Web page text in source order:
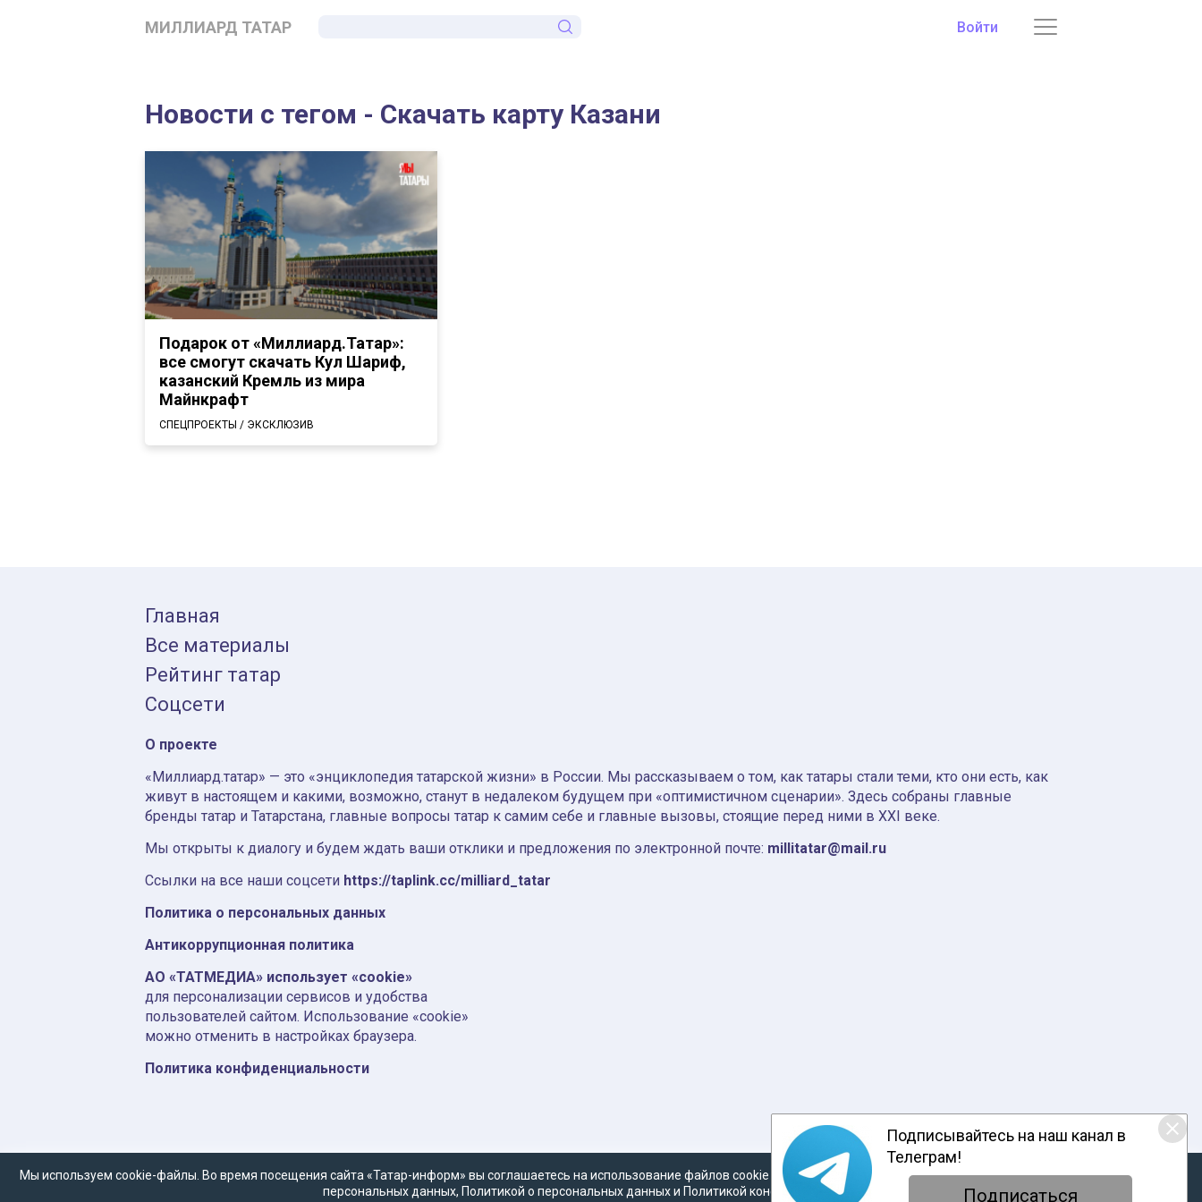
МИЛЛИАРД ТАТАР Войти
Новости с тегом - Скачать карту Казани
Подарок от «Миллиард.Татар»:
все смогут скачать Кул Шариф,
казанский Кремль из мира
Майнкрафт
СПЕЦПРОЕКТЫ / ЭКСКЛЮЗИВ
Главная
Все материалы
Рейтинг татар
Соцсети
О проекте
«Миллиард.татар» — это «энциклопедия татарской жизни» в России. Мы рассказываем о том, как татары стали теми, кто они есть, как
живут в настоящем и какими, возможно, станут в недалеком будущем при «оптимистичном сценарии». Здесь собраны главные
бренды татар и Татарстана, главные вопросы татар к самим себе и главные вызовы, стоящие перед ними в XXI веке.
Мы открыты к диалогу и будем ждать ваши отклики и предложения по электронной почте: millitatar@mail.ru
Ссылки на все наши соцсети https://taplink.cc/milliard_tatar
Политика о персональных данных
Антикоррупционная политика
АО «ТАТМЕДИА» использует «cookie»
для персонализации сервисов и удобства
пользователей сайтом. Использование «cookie»
можно отменить в настройках браузера.
Политика конфиденциальности
Мы используем cookie-файлы. Во время посещения сайта «Татар-информ» вы соглашаетесь на использование файлов cookie в соответствии с настоящим уведомлением, согласием наобработку
персональных данных, Политикой о персональных данныхи Политикой конфиденциальности
Подписывайтесь на наш канал в
Телеграм!
Подписаться